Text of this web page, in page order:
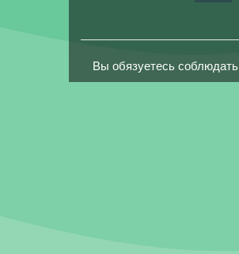
Вы обязуетесь соблюдать